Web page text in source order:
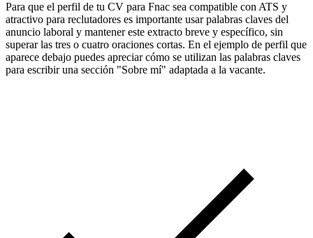
Para que el perfil de tu CV para Fnac sea compatible con ATS y
atractivo para reclutadores es importante usar palabras claves del
anuncio laboral y mantener este extracto breve y específico, sin
superar las tres o cuatro oraciones cortas. En el ejemplo de perfil que
aparece debajo puedes apreciar cómo se utilizan las palabras claves
para escribir una sección "Sobre mí" adaptada a la vacante.